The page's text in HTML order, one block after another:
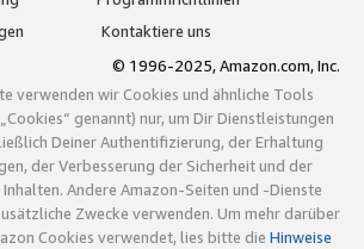
Kontaktiere uns
© 1996-2025, Amazon.com, Inc.
verwenden wir Cookies und ähnliche Tools
genannt) nur, um Dir Dienstleistungen
Deiner Authentifizierung, der Erhaltung
der Verbesserung der Sicherheit und der
Andere Amazon-Seiten und -Dienste
Zwecke verwenden. Um mehr darüber
Cookies verwendet, lies bitte die Hinweise